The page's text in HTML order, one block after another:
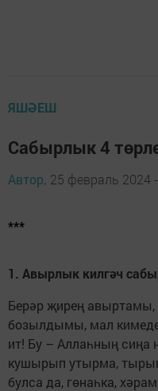
ЯШӘЕШ
Сабырлык 4
Автор, 25 февраль 2024
***
1. Авырлык килгәч
Берәр җирең
бозылдымы, мал
ит! Бу – Аллаһның сиңа
кушырып утырма,
булса да, гөнаһка,